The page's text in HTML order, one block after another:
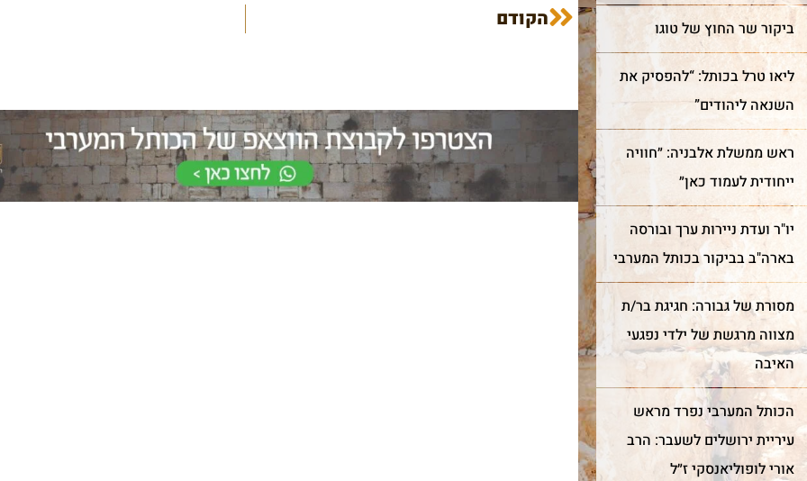
ביקור שר החוץ של טוגו
ליאו טרל בכותל: “להפסיק את
השנאה ליהודים”
ראש ממשלת אלבניה: ״חוויה
ייחודית לעמוד כאן״
יו"ר ועדת ניירות ערך ובורסה
בארה"ב בביקור בכותל המערבי
מסורת של גבורה: חגיגת בר/ת
מצווה מרגשת של ילדי נפגעי
האיבה
הכותל המערבי נפרד מראש
עיריית ירושלים לשעבר: הרב
אורי לופוליאנסקי ז״ל
הקודם